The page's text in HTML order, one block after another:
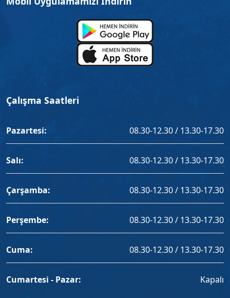
Çalışma Saatleri
Pazartesi: 08.30-12.30 / 13.30-17.30
Salı: 08.30-12.30 / 13.30-17.30
Çarşamba: 08.30-12.30 / 13.30-17.30
Perşembe: 08.30-12.30 / 13.30-17.30
Cuma: 08.30-12.30 / 13.30-17.30
Cumartesi - Pazar: Kapalı